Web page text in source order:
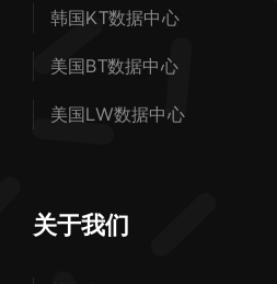
韩国KT数据中心
美国BT数据中心
美国LW数据中心
关于我们